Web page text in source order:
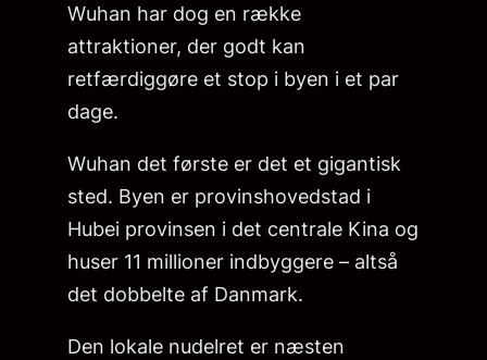
Wuhan har dog en række
attraktioner, der godt kan
retfærdiggøre et stop i byen i et par
dage.
Wuhan det første er det et gigantisk
sted. Byen er provinshovedstad i
Hubei provinsen i det centrale Kina og
huser 11 millioner indbyggere – altså
det dobbelte af Danmark.
Den lokale nudelret er næsten